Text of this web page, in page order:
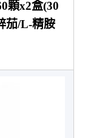
顆x2盒(30
茄/L-精胺